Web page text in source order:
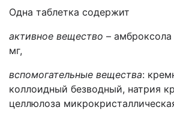
Одна таблетка содержит
активное вещество –
мг,
вспомогательные вещества:
коллоидный безводный, натрия
целлюлоза